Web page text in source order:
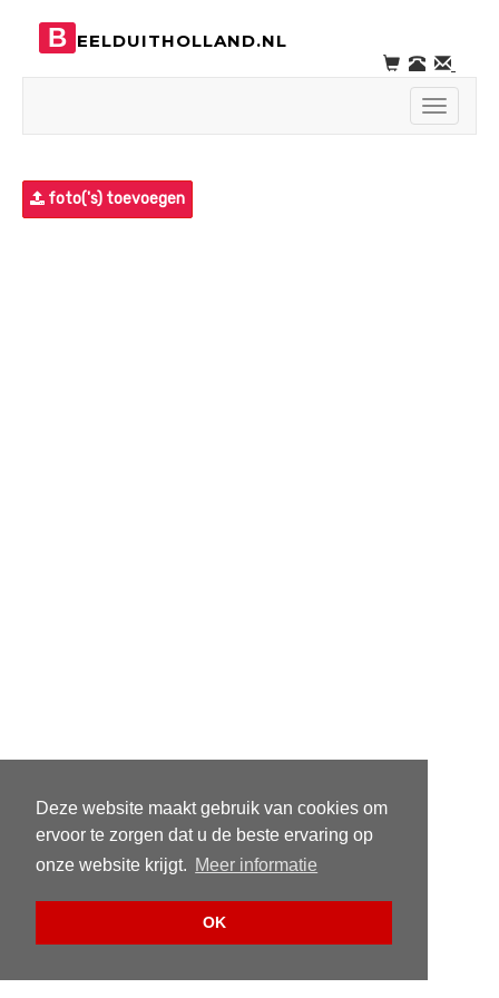
Deze website maakt gebruik van cookies om
ervoor te zorgen dat u de beste ervaring op
onze website krijgt. Meer informatie
OK
B EELDUITHOLLAND.NL
Toggle
foto('s) toevoegen